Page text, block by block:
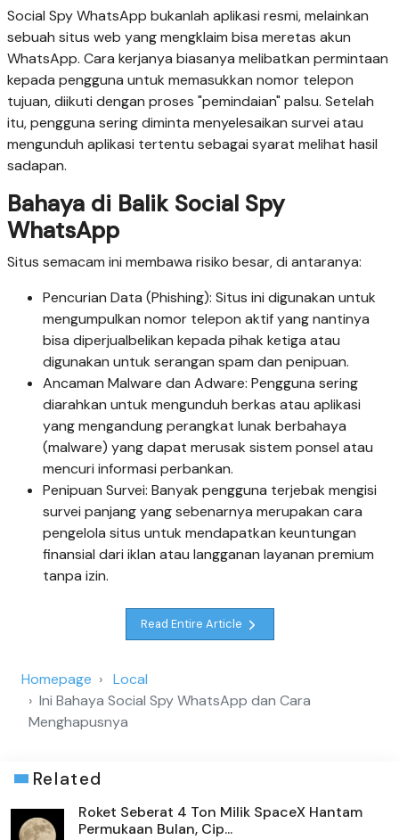
Social Spy WhatsApp bukanlah aplikasi resmi, melainkan
sebuah situs web yang mengklaim bisa meretas akun
WhatsApp. Cara kerjanya biasanya melibatkan permintaan
kepada pengguna untuk memasukkan nomor telepon
tujuan, diikuti dengan proses "pemindaian" palsu. Setelah
itu, pengguna sering diminta menyelesaikan survei atau
mengunduh aplikasi tertentu sebagai syarat melihat hasil
sadapan.
Bahaya di Balik Social Spy
WhatsApp
Situs semacam ini membawa risiko besar, di antaranya:
Pencurian Data (Phishing): Situs ini digunakan untuk
mengumpulkan nomor telepon aktif yang nantinya
bisa diperjualbelikan kepada pihak ketiga atau
digunakan untuk serangan spam dan penipuan.
Ancaman Malware dan Adware: Pengguna sering
diarahkan untuk mengunduh berkas atau aplikasi
yang mengandung perangkat lunak berbahaya
(malware) yang dapat merusak sistem ponsel atau
mencuri informasi perbankan.
Penipuan Survei: Banyak pengguna terjebak mengisi
survei panjang yang sebenarnya merupakan cara
pengelola situs untuk mendapatkan keuntungan
finansial dari iklan atau langganan layanan premium
tanpa izin.
Read Entire Article
Homepage
Local
Ini Bahaya Social Spy WhatsApp dan Cara
Menghapusnya
Related
Roket Seberat 4 Ton Milik SpaceX Hantam
Permukaan Bulan, Cip...